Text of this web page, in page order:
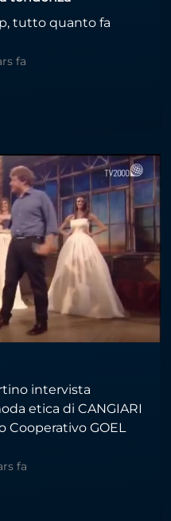
tutto quanto fa
fa
intervista
etica di CANGIARI
Cooperativo GOEL
fa